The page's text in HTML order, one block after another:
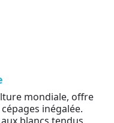
mondiale, offre
inégalée.